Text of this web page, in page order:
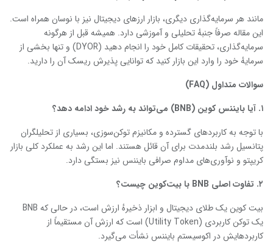
مانند هر سرمایه‌گذاری دیگری، بازار ارزهای دیجیتال نیز با نوسان همراه است.
این مقاله صرفاً جنبهٔ تحلیلی و آموزشی دارد. همیشه قبل از هرگونه
سرمایه‌گذاری، تحقیقات کامل خود را انجام دهید (DYOR) و تنها بخشی از
سرمایهٔ خود را وارد این بازار کنید که توانایی پذیرش ریسک آن را دارید.
سوالات متداول (FAQ)
۱. آیا بایننس کوین (BNB) می‌تواند به رشد خود ادامه دهد؟
با توجه به کاربردهای گسترده و مکانیزم توکن‌سوزی، بسیاری از تحلیلگران
پتانسیل رشد بلندمدت برای آن قائل هستند. اما این رشد به عملکرد کلی بازار
کریپتو و نوآوری‌های مداوم صرافی بایننس نیز بستگی دارد.
۲. تفاوت اصلی
بیت ‌کوین یک طلای دیجیتال و ابزار ذخیرهٔ ارزش است، در حالی که BNB
یک توکن کاربردی (Utility Token) است که ارزش آن مستقیماً از
کاربردهایش در اکوسیستم بایننس نشأت می‌گیرد.